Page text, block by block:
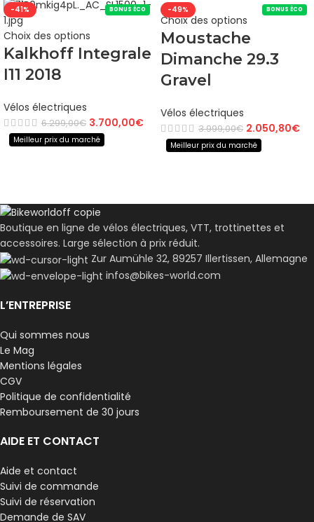
-41% BONUS ÉCO
Choix des options
Kalkhoff Integrale
I11 2018
Vélos électriques
6.299,00€ 3.700,00€
Meilleur prix du marché
-49% BONUS ÉCO
Choix des options
Moustache
Dimanche 29.3
Gravel
Vélos électriques
3.999,00€ 2.050,80€
Meilleur prix du marché
Boutique en ligne de vélos électriques, VTT, trottinettes et
accessoires. Large sélection à prix réduit.
Zur Aumühle 32, 89257 Illertissen, Allemagne
infos@bikes-world.com
L’ENTREPRISE
Qui sommes nous
Le Mag
Mentions légales
CGV
Politique de confidentialité
Remboursement de 30 jours
AIDE ET CONTACT
Aide et contact
Suivi de commande
Suivi de réservation
Demande de SAV